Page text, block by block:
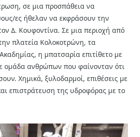
σε μια προσπάθεια να
ες ήθελαν να εκφράσουν την
Δ. Κουφοντίνα. Σε μια περιοχή από
πλατεία Κολοκοτρώνη, τα
η μπατσαρία επιτίθετο με
ομάδα ανθρώπων που φαίνονταν ότι
Χημικά, ξυλοδαρμοί, επιθέσεις με
επιστράτευση της υδροφόρας με το